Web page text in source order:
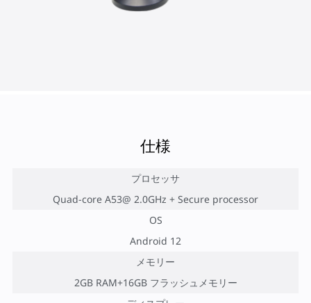
仕様
プロセッサ
Quad-core A53@ 2.0GHz + Secure processor
OS
Android 12
メモリー
2GB RAM+16GB フラッシュメモリー